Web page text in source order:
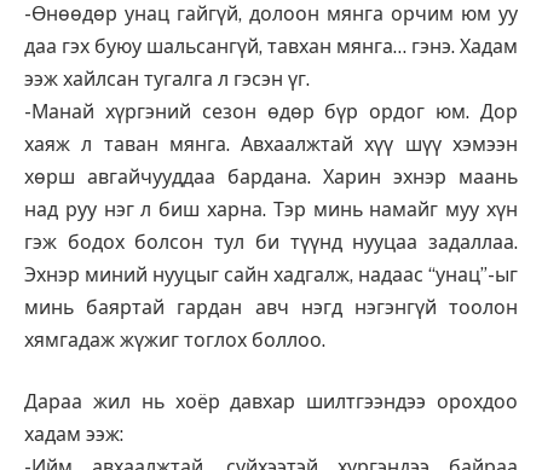
-Өнөөдөр унац гайгүй, долоон мянга орчим юм уу
даа гэх буюу шальсангүй, тавхан мянга… гэнэ. Хадам
ээж хайлсан тугалга л гэсэн үг.
-Манай хүргэний сезон өдөр бүр ордог юм. Дор
хаяж л таван мянга. Авхаалжтай хүү шүү хэмээн
хөрш авгайчууддаа бардана. Харин эхнэр маань
над руу нэг л биш харна. Тэр минь намайг муу хүн
гэж бодох болсон тул би түүнд нууцаа задаллаа.
Эхнэр миний нууцыг сайн хадгалж, надаас “унац”-ыг
минь баяртай гардан авч нэгд нэгэнгүй тоолон
хямгадаж жүжиг тоглох боллоо.
Дараа жил нь хоёр давхар шилтгээндээ орохдоо
хадам ээж: